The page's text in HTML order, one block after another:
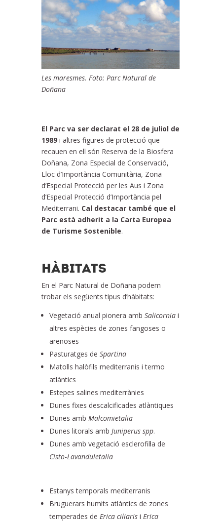
Les maresmes. Foto: Parc Natural de
Doñana
El Parc va ser declarat el 28 de juliol de
1989 i altres figures de protecció que
recauen en ell són Reserva de la Biosfera
Doñana, Zona Especial de Conservació,
Lloc d’Importància Comunitària, Zona
d’Especial Protecció per les Aus i Zona
d’Especial Protecció d’Importància pel
Mediterrani. Cal destacar també que el
Parc està adherit a la Carta Europea
de Turisme Sostenible.
HÀBITATS
En el Parc Natural de Doñana podem
trobar els següents tipus d’hàbitats:
Vegetació anual pionera amb Salicornia i
altres espècies de zones fangoses o
arenoses
Pasturatges de Spartina
Matolls halòfils mediterranis i termo
atlàntics
Estepes salines mediterrànies
Dunes fixes descalcificades atlàntiques
Dunes amb Malcomietalia
Dunes litorals amb Juniperus spp.
Dunes amb vegetació esclerofil·la de
Cisto-Lavanduletalia
Estanys temporals mediterranis
Bruguerars humits atlàntics de zones
temperades de Erica ciliaris i Erica